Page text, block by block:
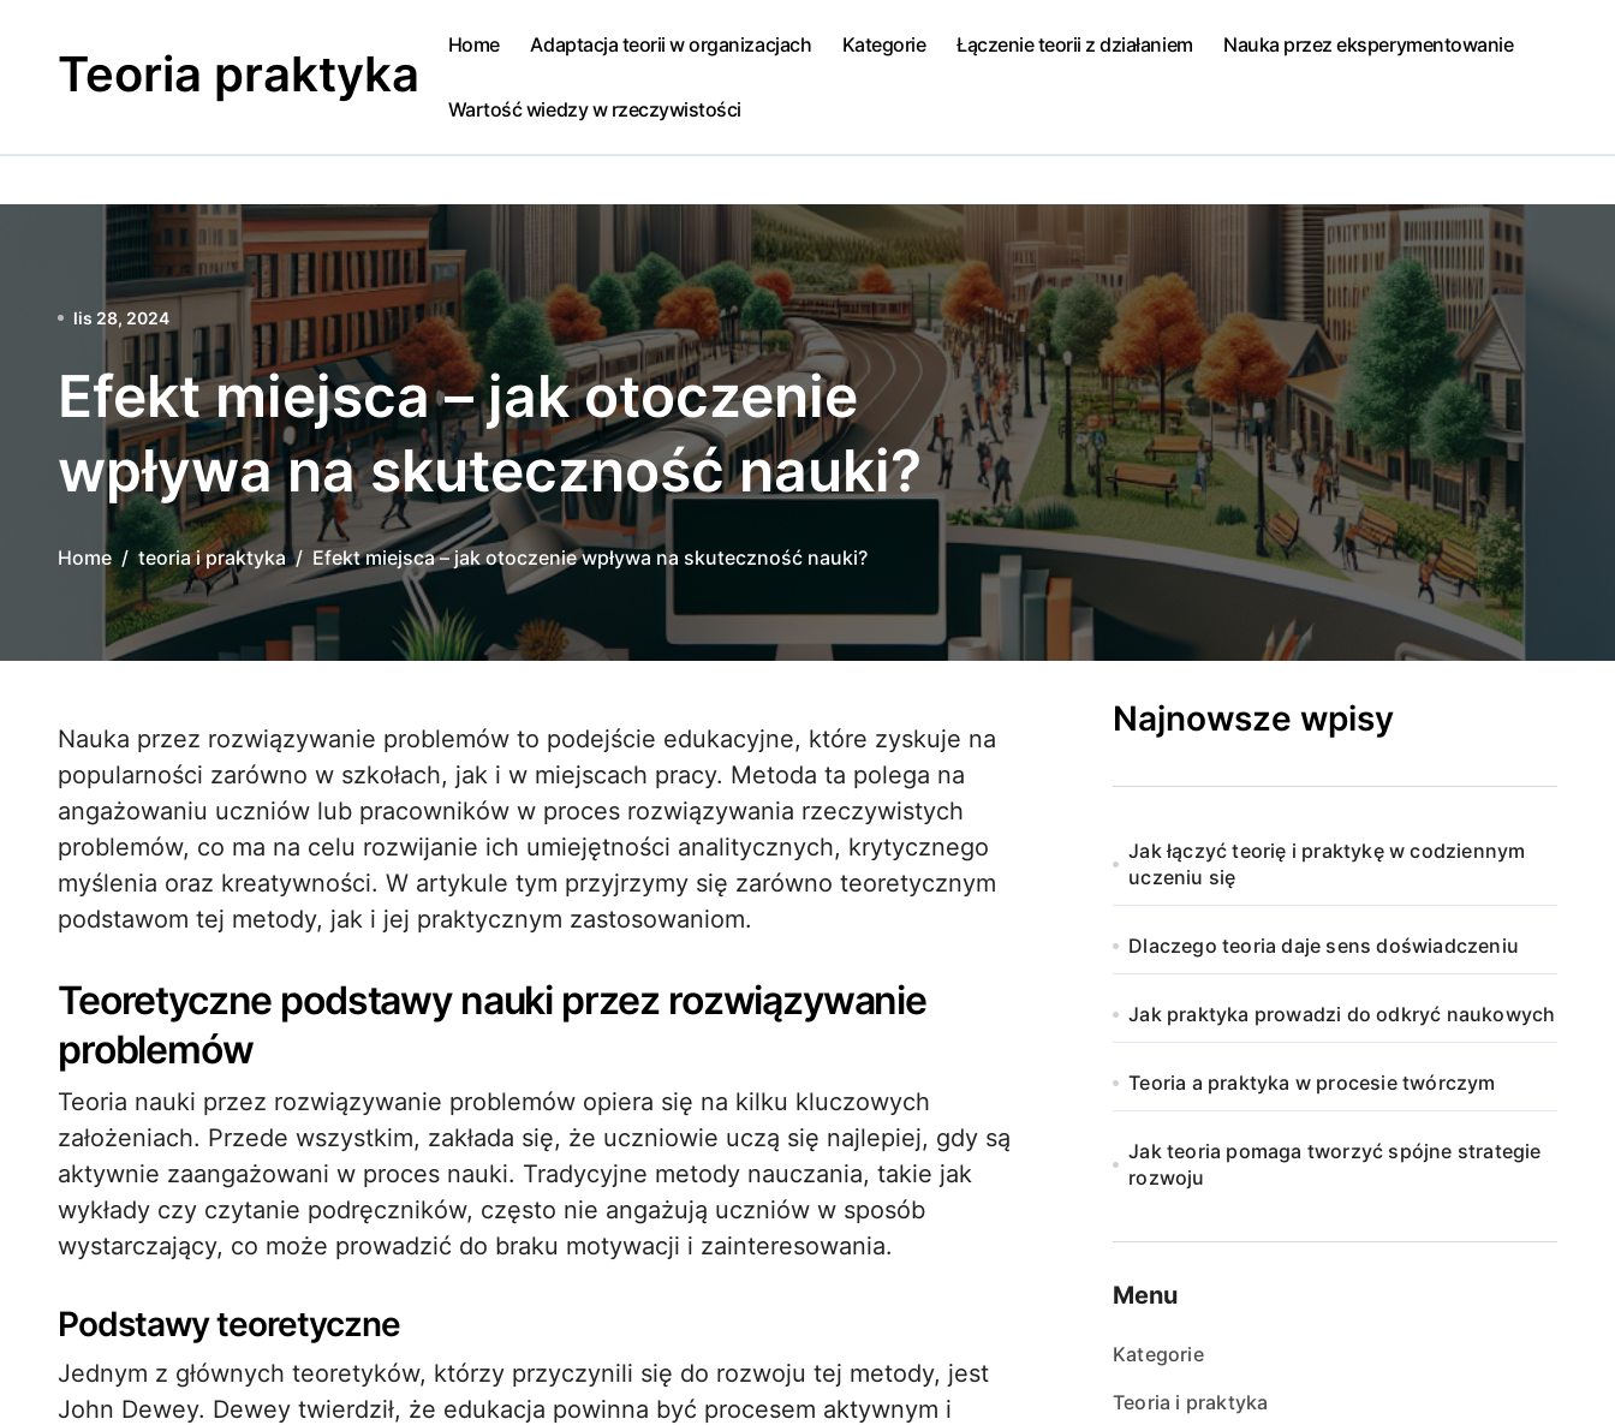
contentTeoria praktyka Home Adaptacja teorii w organizacjach Kategorie Łączenie teorii z działaniem Nauka przez eksperymentowanie
Wartość wiedzy w rzeczywistości
lis 28, 2024
Efekt miejsca – jak otoczenie
wpływa na skuteczność nauki?
Home teoria i praktyka Efekt miejsca – jak otoczenie wpływa na skuteczność nauki?
Nauka przez rozwiązywanie problemów to podejście edukacyjne, które zyskuje na
popularności zarówno w szkołach, jak i w miejscach pracy. Metoda ta polega na
angażowaniu uczniów lub pracowników w proces rozwiązywania rzeczywistych
problemów, co ma na celu rozwijanie ich umiejętności analitycznych, krytycznego
myślenia oraz kreatywności. W artykule tym przyjrzymy się zarówno teoretycznym
podstawom tej metody, jak i jej praktycznym zastosowaniom.
Teoretyczne podstawy nauki przez rozwiązywanie
problemów
Teoria nauki przez rozwiązywanie problemów opiera się na kilku kluczowych
założeniach. Przede wszystkim, zakłada się, że uczniowie uczą się najlepiej, gdy są
aktywnie zaangażowani w proces nauki. Tradycyjne metody nauczania, takie jak
wykłady czy czytanie podręczników, często nie angażują uczniów w sposób
wystarczający, co może prowadzić do braku motywacji i zainteresowania.
Podstawy teoretyczne
Jednym z głównych teoretyków, którzy przyczynili się do rozwoju tej metody, jest
John Dewey. Dewey twierdził, że edukacja powinna być procesem aktywnym i
Najnowsze wpisy
Jak łączyć teorię i praktykę w codziennym
uczeniu się
Dlaczego teoria daje sens doświadczeniu
Jak praktyka prowadzi do odkryć naukowych
Teoria a praktyka w procesie twórczym
Jak teoria pomaga tworzyć spójne strategie
rozwoju
Menu
Kategorie
Teoria i praktyka